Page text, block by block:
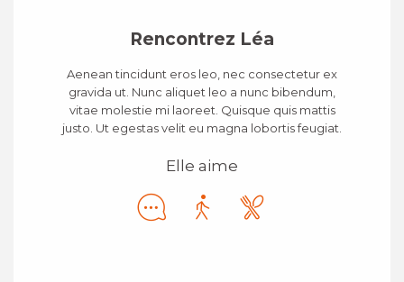
Rencontrez Léa
Aenean tincidunt eros leo, nec consectetur ex
gravida ut. Nunc aliquet leo a nunc bibendum,
vitae molestie mi laoreet. Quisque quis mattis
justo. Ut egestas velit eu magna lobortis feugiat.
Elle aime